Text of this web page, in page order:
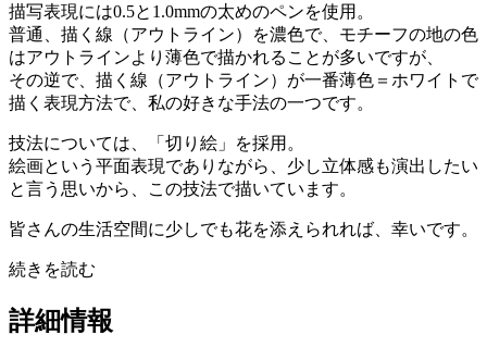
描写表現には0.5と1.0mmの太めのペンを使用。
普通、描く線（アウトライン）を濃色で、モチーフの地の色
はアウトラインより薄色で描かれることが多いですが、
その逆で、描く線（アウトライン）が一番薄色＝ホワイトで
描く表現方法で、私の好きな手法の一つです。
技法については、「切り絵」を採用。
絵画という平面表現でありながら、少し立体感も演出したい
と言う思いから、この技法で描いています。
皆さんの生活空間に少しでも花を添えられれば、幸いです。
続きを読む
詳細情報